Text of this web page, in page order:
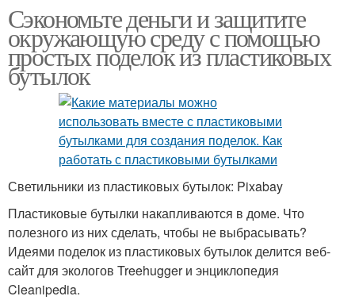
Сэкономьте деньги и защитите
окружающую среду с помощью
простых поделок из пластиковых
бутылок
Светильники из пластиковых бутылок: Pixabay
Пластиковые бутылки накапливаются в доме. Что
полезного из них сделать, чтобы не выбрасывать?
Идеями поделок из пластиковых бутылок делится веб-
сайт для экологов Treehugger и энциклопедия
Cleanipedia.